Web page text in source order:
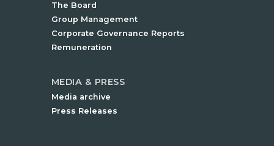
The Board
Group Management
Corporate Governance Reports
Remuneration
MEDIA & PRESS
Media archive
Press Releases